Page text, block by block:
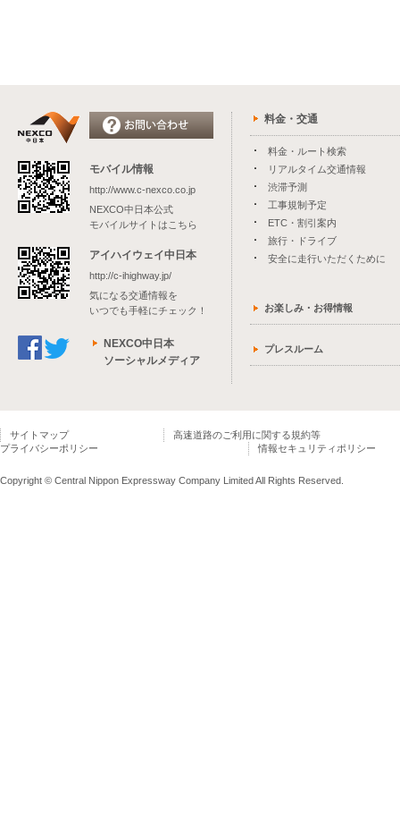
モバイル情報
http://www.c-nexco.co.jp
NEXCO中日本公式
モバイルサイトはこちら
アイハイウェイ中日本
http://c-ihighway.jp/
気になる交通情報を
いつでも手軽にチェック！
NEXCO中日本
ソーシャルメディア
料金・交通
料金・ルート検索
リアルタイム交通情報
渋滞予測
工事規制予定
ETC・割引案内
旅行・ドライブ
安全に走行いただくために
お楽しみ・お得情報
プレスルーム
サイトマップ
高速道路のご利用に関する規約等
プライバシーポリシー
情報セキュリティポリシー
Copyright © Central Nippon Expressway Company Limited All Rights Reserved.